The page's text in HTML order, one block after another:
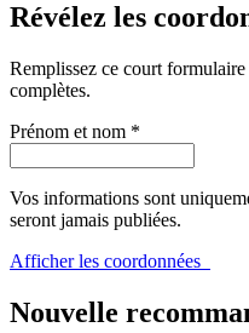
Révélez les
Remplissez ce court
complètes.
Prénom et nom *
Vos informations sont
seront jamais publiées.
Afficher les coordonnées
Nouvelle